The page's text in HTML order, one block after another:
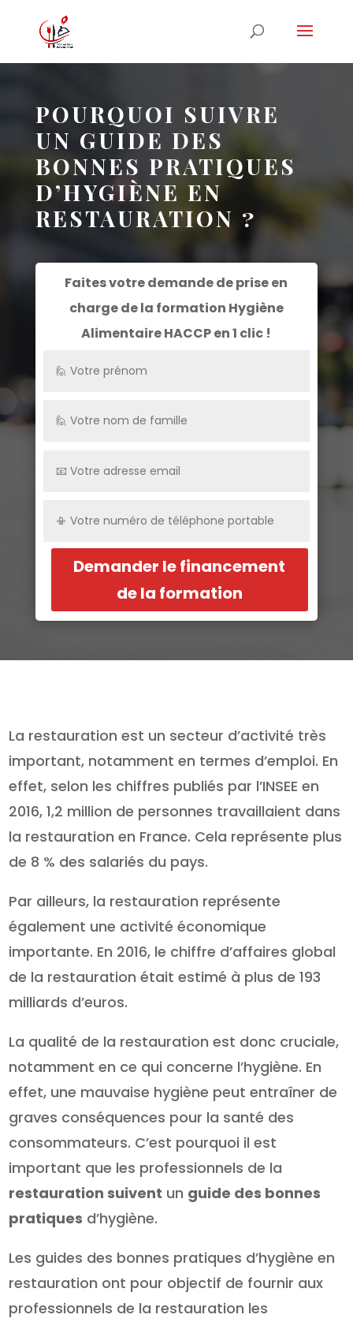
POURQUOI SUIVRE
UN GUIDE DES
BONNES PRATIQUES
D’HYGIÈNE EN
RESTAURATION ?
Faites votre demande de prise en
charge de la formation Hygiène
Alimentaire HACCPen 1 clic !
Demander le financement
de la formation
La restauration est un secteur d’activité très
important, notamment en termes d’emploi. En
effet, selon les chiffres publiés par l’INSEE en
2016, 1,2 million de personnes travaillaient dans
la restauration en France. Cela représente plus
de 8 % des salariés du pays.
Par ailleurs, la restauration représente
également une activité économique
importante. En 2016, le chiffre d’affaires global
de la restauration était estimé à plus de 193
milliards d’euros.
La qualité de la restauration est donc cruciale,
notamment en ce qui concerne l’hygiène. En
effet, une mauvaise hygiène peut entraîner de
graves conséquences pour la santé des
consommateurs. C’est pourquoi il est
important que les professionnels de la
restauration suivent un guide des bonnes
pratiques d’hygiène.
Les guides des bonnes pratiques d’hygiène en
restauration ont pour objectif de fournir aux
professionnels de la restauration les